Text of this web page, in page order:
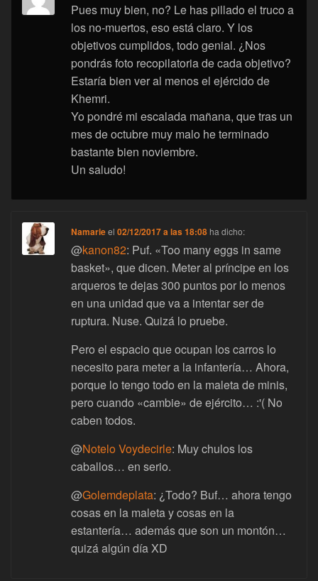
Pues muy bien, no? Le has pillado el truco a
los no-muertos, eso está claro. Y los
objetivos cumplidos, todo genial. ¿Nos
pondrás foto recopilatoria de cada objetivo?
Estaría bien ver al menos el ejércido de
Khemri.
Yo pondré mi escalada mañana, que tras un
mes de octubre muy malo he terminado
bastante bien noviembre.
Un saludo!
Namarieel02/12/2017 a las 18:08 ha dicho:
@kanon82: Puf. «Too many eggs in same
basket», que dicen. Meter al príncipe en los
arqueros te dejas 300 puntos por lo menos
en una unidad que va a intentar ser de
ruptura. Nuse. Quizá lo pruebe.
Pero el espacio que ocupan los carros lo
necesito para meter a la infantería… Ahora,
porque lo tengo todo en la maleta de minis,
pero cuando «cambie» de ejército… :'( No
caben todos.
@Notelo Voydecirle: Muy chulos los
caballos… en serio.
@Golemdeplata: ¿Todo? Buf… ahora tengo
cosas en la maleta y cosas en la
estantería… además que son un montón…
quizá algún día XD